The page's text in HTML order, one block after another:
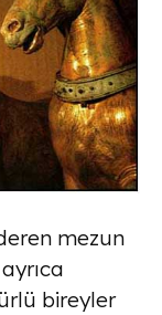
mezun
bireyler